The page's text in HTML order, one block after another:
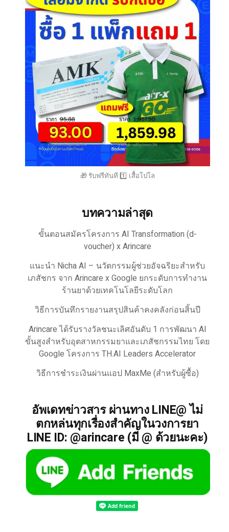
🎁 รับฟรีทันที 1️⃣ เสื้อโปโล
บทความล่าสุด
ขั้นตอนสมัครโครงการ AI Transformation (d-
voucher) x Arincare
แนะนำ Nicha AI – นวัตกรรมผู้ช่วยอัจฉริยะสำหรับ
เภสัชกร จาก Arincare x Google ยกระดับการทำงาน
ร้านยาด้วยเทคโนโลยีระดับโลก
วิธีการบันทึกรายงานสรุปสินค้าคงคลังก่อนสิ้นปี
Arincare ได้รับรางวัลชนะเลิศอันดับ 1 การพัฒนา AI
ขั้นสูงสำหรับอุตสาหกรรมยาและเภสัชกรรมไทย โดย
Google โครงการ TH.AI Leaders Accelerator
วิธีการชำระเงินผ่านแอป MaxMe (สำหรับผู้ซื้อ)
อัพเดทข่าวสาร ผ่านทาง LINE@ ไม่
ตกหล่นทุกเรื่องสำคัญในวงการยา
LINE ID: @arincare (มี @ ด้วยนะคะ)